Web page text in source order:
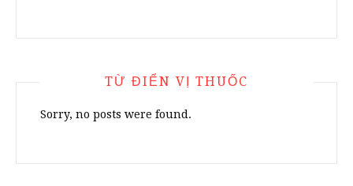
TỪ ĐIỂN VỊ THUỐC
Sorry, no posts were found.